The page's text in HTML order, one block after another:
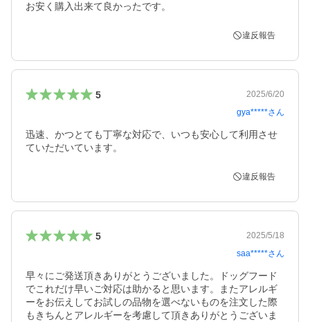
お安く購入出来て良かったです。
違反報告
5
2025/6/20
gya*****さん
迅速、かつとても丁寧な対応で、いつも安心して利用させ
ていただいています。
違反報告
5
2025/5/18
saa*****さん
早々にご発送頂きありがとうございました。ドッグフード
でこれだけ早いご対応は助かると思います。またアレルギ
ーをお伝えしてお試しの品物を選べないものを注文した際
もきちんとアレルギーを考慮して頂きありがとうございま